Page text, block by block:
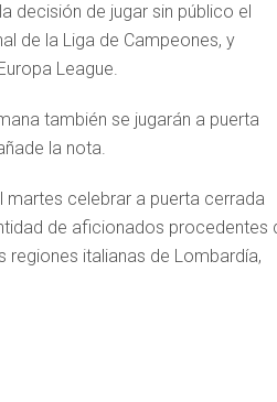
decisión de jugar sin público el
de la Liga de Campeones, y
League.
también se jugarán a puerta
la nota.
martes celebrar a puerta cerrada
de aficionados procedentes
italianas de Lombardía,